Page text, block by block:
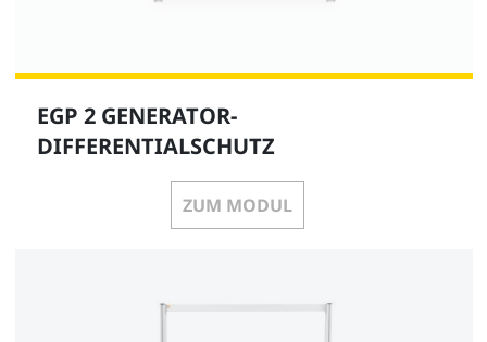
EGP 2 GENERATOR-
DIFFERENTIALSCHUTZ
ZUM MODUL